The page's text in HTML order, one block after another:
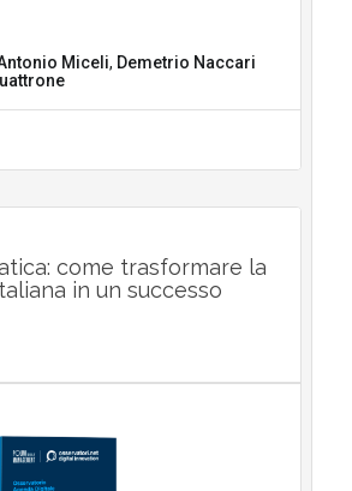
Miceli, Demetrio Naccari
come trasformare la
in un successo